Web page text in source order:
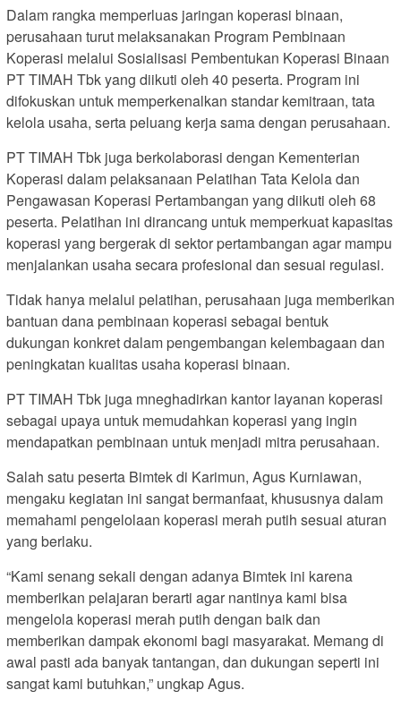
Dalam rangka memperluas jaringan koperasi binaan,
perusahaan turut melaksanakan Program Pembinaan
Koperasi melalui Sosialisasi Pembentukan Koperasi Binaan
PT TIMAH Tbk yang diikuti oleh 40 peserta. Program ini
difokuskan untuk memperkenalkan standar kemitraan, tata
kelola usaha, serta peluang kerja sama dengan perusahaan.
PT TIMAH Tbk juga berkolaborasi dengan Kementerian
Koperasi dalam pelaksanaan Pelatihan Tata Kelola dan
Pengawasan Koperasi Pertambangan yang diikuti oleh 68
peserta. Pelatihan ini dirancang untuk memperkuat kapasitas
koperasi yang bergerak di sektor pertambangan agar mampu
menjalankan usaha secara profesional dan sesuai regulasi.
Tidak hanya melalui pelatihan, perusahaan juga memberikan
bantuan dana pembinaan koperasi sebagai bentuk
dukungan konkret dalam pengembangan kelembagaan dan
peningkatan kualitas usaha koperasi binaan.
PT TIMAH Tbk juga mneghadirkan kantor layanan koperasi
sebagai upaya untuk memudahkan koperasi yang ingin
mendapatkan pembinaan untuk menjadi mitra perusahaan.
Salah satu peserta Bimtek di Karimun, Agus Kurniawan,
mengaku kegiatan ini sangat bermanfaat, khususnya dalam
memahami pengelolaan koperasi merah putih sesuai aturan
yang berlaku.
“Kami senang sekali dengan adanya Bimtek ini karena
memberikan pelajaran berarti agar nantinya kami bisa
mengelola koperasi merah putih dengan baik dan
memberikan dampak ekonomi bagi masyarakat. Memang di
awal pasti ada banyak tantangan, dan dukungan seperti ini
sangat kami butuhkan,” ungkap Agus.